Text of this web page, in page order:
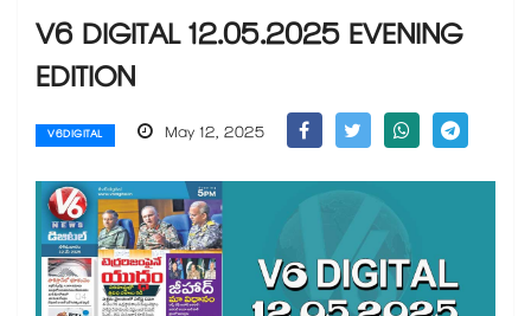
V6 DIGITAL 12.05.2025 EVENING
EDITION​​​​​​​​​​​​​​​​​​​​​​​​​​​​​​​​​​​​​​
V6DIGITAL May 12, 2025